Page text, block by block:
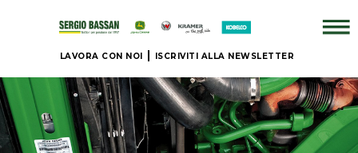
LAVORA CON NOI ISCRIVITI ALLA NEWSLETTER
+